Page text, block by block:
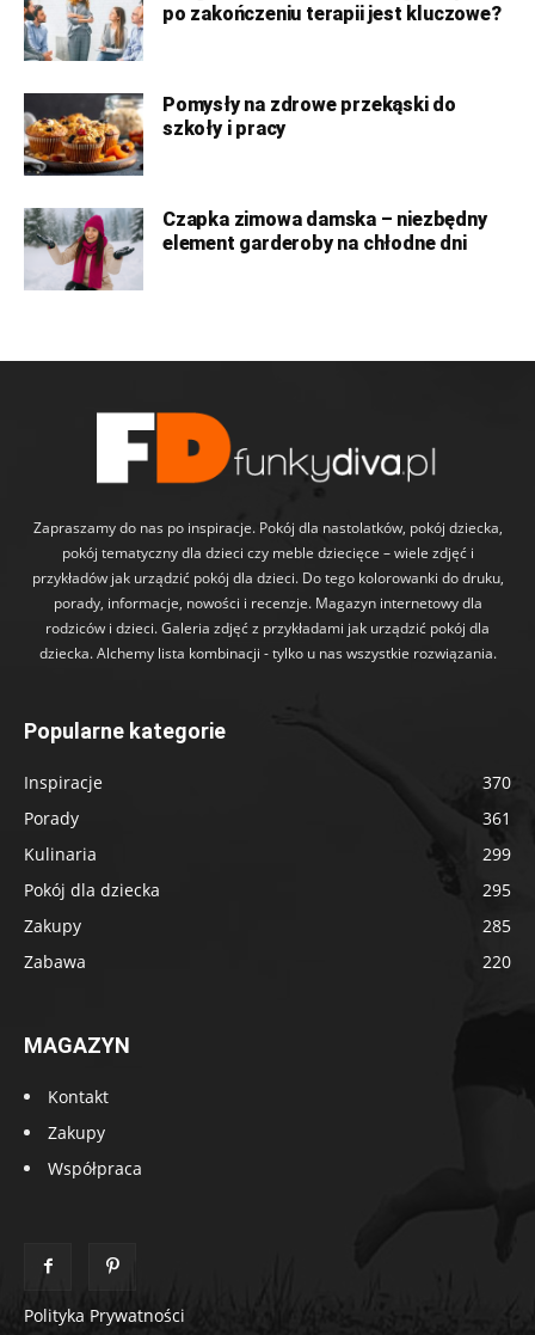
po zakończeniu terapii jest kluczowe?
Pomysły na zdrowe przekąski do
szkoły i pracy
Czapka zimowa damska – niezbędny
element garderoby na chłodne dni
Zapraszamy do nas po inspiracje. Pokój dla nastolatków, pokój dziecka,
pokój tematyczny dla dzieci czy meble dziecięce – wiele zdjęć i
przykładów jak urządzić pokój dla dzieci. Do tego kolorowanki do druku,
porady, informacje, nowości i recenzje. Magazyn internetowy dla
rodziców i dzieci. Galeria zdjęć z przykładami jak urządzić pokój dla
dziecka. Alchemy lista kombinacji - tylko u nas wszystkie rozwiązania.
Popularne kategorie
Inspiracje
370
Porady
361
Kulinaria
299
Pokój dla dziecka
295
Zakupy
285
Zabawa
220
MAGAZYN
Kontakt
Zakupy
Współpraca
Polityka Prywatności